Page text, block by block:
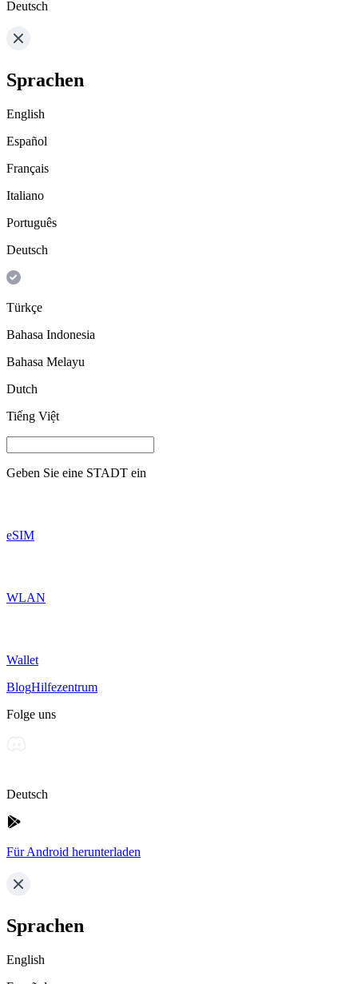
Deutsch
Sprachen
English
Español
Français
Italiano
Português
Deutsch
Türkçe
Bahasa Indonesia
Bahasa Melayu
Dutch
Tiếng Việt
Geben Sie eine STADT ein
eSIM
WLAN
Wallet
BlogHilfezentrum
Folge uns
Deutsch
Für Android herunterladen
Sprachen
English